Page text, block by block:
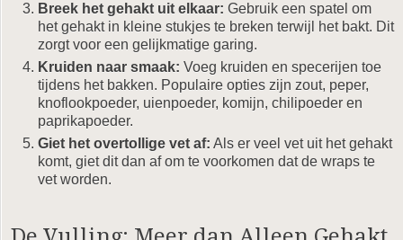
Breek het gehakt uit elkaar: Gebruik een spatel om
het gehakt in kleine stukjes te breken terwijl het bakt. Dit
zorgt voor een gelijkmatige garing.
Kruiden naar smaak: Voeg kruiden en specerijen toe
tijdens het bakken. Populaire opties zijn zout, peper,
knoflookpoeder, uienpoeder, komijn, chilipoeder en
paprikapoeder.
Giet het overtollige vet af: Als er veel vet uit het gehakt
komt, giet dit dan af om te voorkomen dat de wraps te
vet worden.